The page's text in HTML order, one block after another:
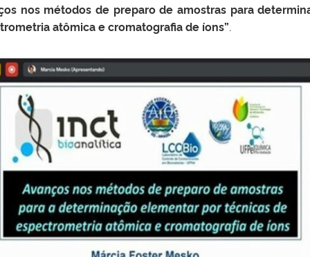
nos métodos de preparo de amostras para
atômica e cromatografia de íons”.